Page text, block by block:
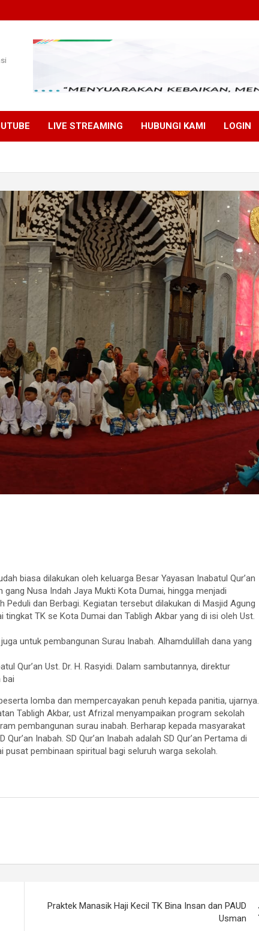
LIVE STREAMING HUBUNGI KAMI LOGIN
biasa dilakukan oleh keluarga Besar Yayasan Inabatul Qur’an
Nusa Indah Jaya Mukti Kota Dumai, hingga menjadi
dan Berbagi. Kegiatan tersebut dilakukan di Masjid Agung
TK se Kota Dumai dan Tabligh Akbar yang di isi oleh Ust.
untuk pembangunan Surau Inabah. Alhamdulillah dana yang
Qur’an Ust. Dr. H. Rasyidi. Dalam sambutannya, direktur
bai
lomba dan mempercayakan penuh kepada panitia, ujarnya.
Tabligh Akbar, ust Afrizal menyampaikan program sekolah
pembangunan surau inabah. Berharap kepada masyarakat
Inabah. SD Qur’an Inabah adalah SD Qur’an Pertama di
pusat pembinaan spiritual bagi seluruh warga sekolah.
Praktek Manasik Haji Kecil TK Bina Insan dan PAUD
Usman